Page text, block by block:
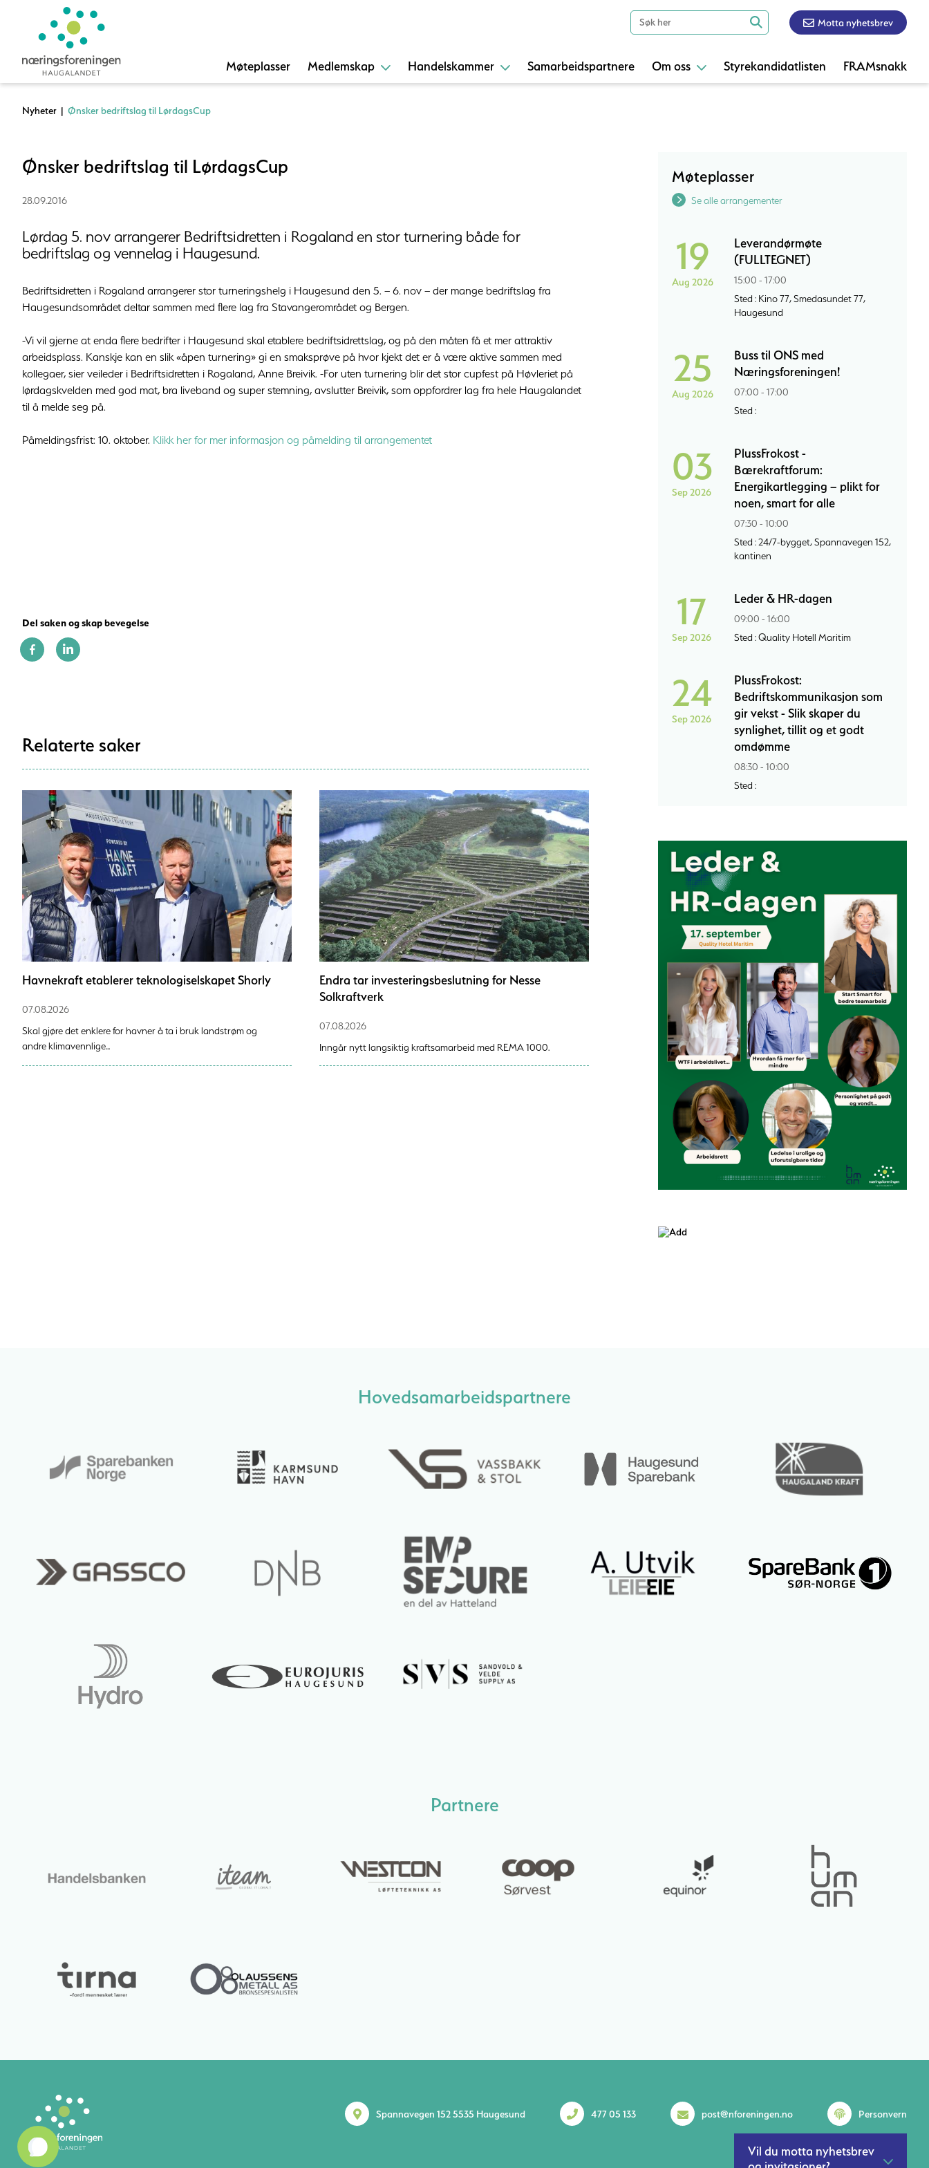
Motta nyhetsbrev
Møteplasser Medlemskap Handelskammer Samarbeidspartnere Om oss Styrekandidatlisten FRAMsnakk
Nyheter | Ønsker bedriftslag til LørdagsCup
Ønsker bedriftslag til LørdagsCup
28.09.2016
Lørdag 5. nov arrangerer Bedriftsidretten i Rogaland en stor turnering både for
bedriftslag og vennelag i Haugesund.
Bedriftsidretten i Rogaland arrangerer stor turneringshelg i Haugesund den 5. – 6. nov – der mange bedriftslag fra
Haugesundsområdet deltar sammen med flere lag fra Stavangerområdet og Bergen.
-Vi vil gjerne at enda flere bedrifter i Haugesund skal etablere bedriftsidrettslag, og på den måten få et mer attraktiv
arbeidsplass. Kanskje kan en slik «åpen turnering» gi en smaksprøve på hvor kjekt det er å være aktive sammen med
kollegaer, sier veileder i Bedriftsidretten i Rogaland, Anne Breivik. -For uten turnering blir det stor cupfest på Høvleriet på
lørdagskvelden med god mat, bra liveband og super stemning, avslutter Breivik, som oppfordrer lag fra hele Haugalandet
til å melde seg på.
Påmeldingsfrist: 10. oktober. Klikk her for mer informasjon og påmelding til arrangementet
Del saken og skap bevegelse
Relaterte saker
Havnekraft etablerer teknologiselskapet Shorly
07.08.2026
Skal gjøre det enklere for havner å ta i bruk landstrøm og
andre klimavennlige...
Endra tar investeringsbeslutning for Nesse
Solkraftverk
07.08.2026
Inngår nytt langsiktig kraftsamarbeid med REMA 1000.
Møteplasser
Se alle arrangementer
19
Aug 2026
Leverandørmøte
(FULLTEGNET)
15:00 - 17:00
Sted : Kino 77, Smedasundet 77,
Haugesund
25
Aug 2026
Buss til ONS med
Næringsforeningen!
07:00 - 17:00
Sted :
03
Sep 2026
PlussFrokost -
Bærekraftforum:
Energikartlegging – plikt for
noen, smart for alle
07:30 - 10:00
Sted : 24/7-bygget, Spannavegen 152,
kantinen
17
Sep 2026
Leder & HR-dagen
09:00 - 16:00
Sted : Quality Hotell Maritim
24
Sep 2026
PlussFrokost:
Bedriftskommunikasjon som
gir vekst - Slik skaper du
synlighet, tillit og et godt
omdømme
08:30 - 10:00
Sted :
Vil du motta nyhetsbrev
Hovedsamarbeidspartnere
Partnere
Personvern
post@nforeningen.no
477 05 133
Spannavegen 152 5535 Haugesund